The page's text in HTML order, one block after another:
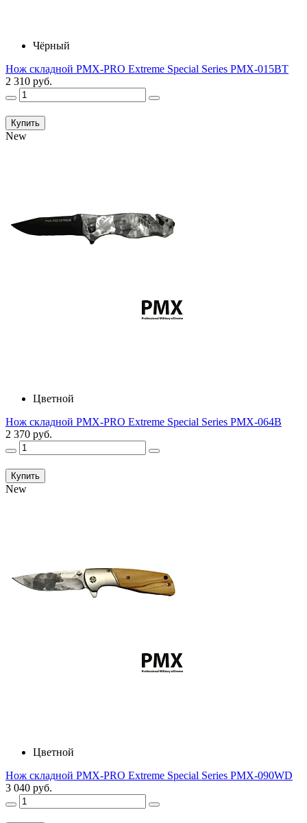
Чёрный
Нож складной PMX-PRO Extreme Special Series PMX-015BT
2 310 руб.
Купить
New
Цветной
Нож складной PMX-PRO Extreme Special Series PMX-064B
2 370 руб.
Купить
New
Цветной
Нож складной PMX-PRO Extreme Special Series PMX-090WD
3 040 руб.